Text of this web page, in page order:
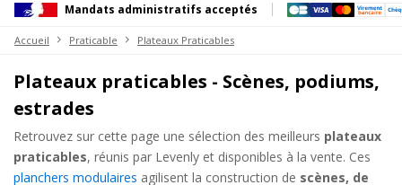
Mandats administratifs acceptés
Accueil Praticable Plateaux Praticables
Plateaux praticables - Scènes, podiums,
estrades
Retrouvez sur cette page une sélection des meilleurs plateaux
praticables, réunis par Levenly et disponibles à la vente. Ces
planchers modulaires agilisent la construction de scènes, de